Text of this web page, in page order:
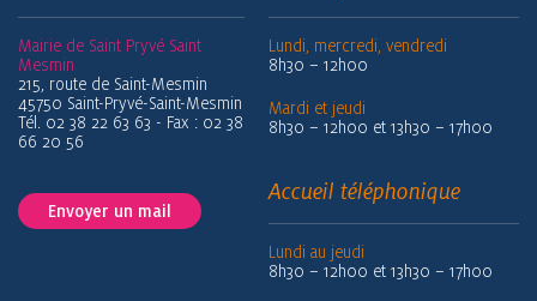
Mairie de Saint Pryvé Saint
Mesmin
215, route de Saint-Mesmin
45750 Saint-Pryvé-Saint-Mesmin
Tél. 02 38 22 63 63 - Fax : 02 38
66 20 56
Envoyer un mail
Lundi, mercredi, vendredi
8h30 – 12h00
Mardi et jeudi
8h30 – 12h00 et 13h30 – 17h00
Accueil téléphonique
Lundi au jeudi
8h30 – 12h00 et 13h30 – 17h00